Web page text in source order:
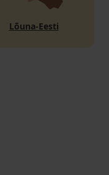
Lõuna-Eesti